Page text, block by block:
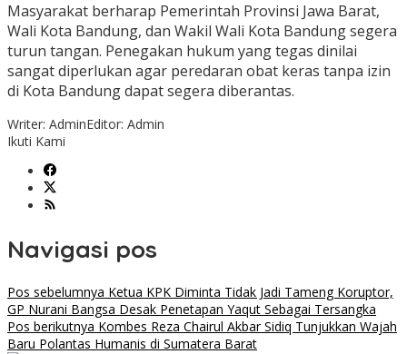
Masyarakat berharap Pemerintah Provinsi Jawa Barat,
Wali Kota Bandung, dan Wakil Wali Kota Bandung segera
turun tangan. Penegakan hukum yang tegas dinilai
sangat diperlukan agar peredaran obat keras tanpa izin
di Kota Bandung dapat segera diberantas.
Writer: AdminEditor: Admin
Ikuti Kami
Navigasi pos
Pos sebelumnya Ketua KPK Diminta Tidak Jadi Tameng Koruptor,
GP Nurani Bangsa Desak Penetapan Yaqut Sebagai Tersangka
Pos berikutnya Kombes Reza Chairul Akbar Sidiq Tunjukkan Wajah
Baru Polantas Humanis di Sumatera Barat